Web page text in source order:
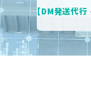
【DM発送代